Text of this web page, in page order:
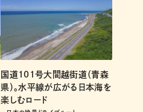
国道101号大間越街道（青森
県）。水平線が広がる日本海を
楽しむロード